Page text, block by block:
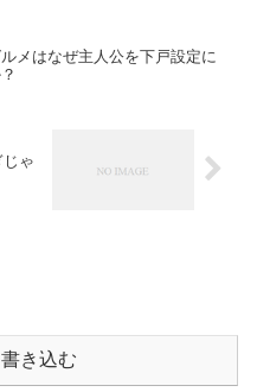
メはなぜ主人公を下戸設定に
ゃ
き込む